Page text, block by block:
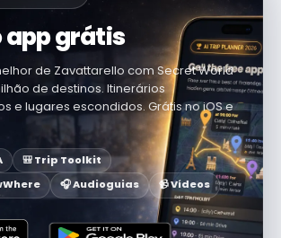
app grátis
de Zavattarello com Secret World
de destinos. Itinerários
e lugares escondidos. Grátis no iOS e
🎒 Trip Toolkit
🎧 Audioguias 📹 Vídeos